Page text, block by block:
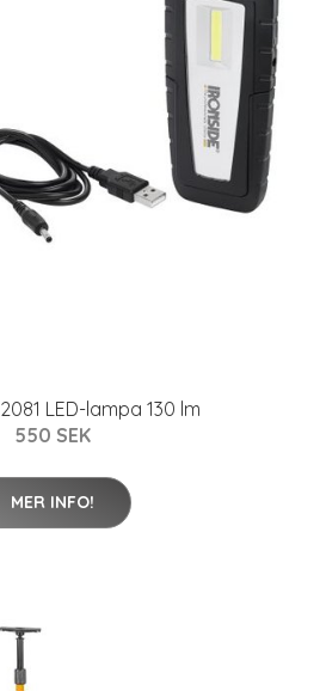
LED-lampa 130 lm
550 SEK
MER INFO!